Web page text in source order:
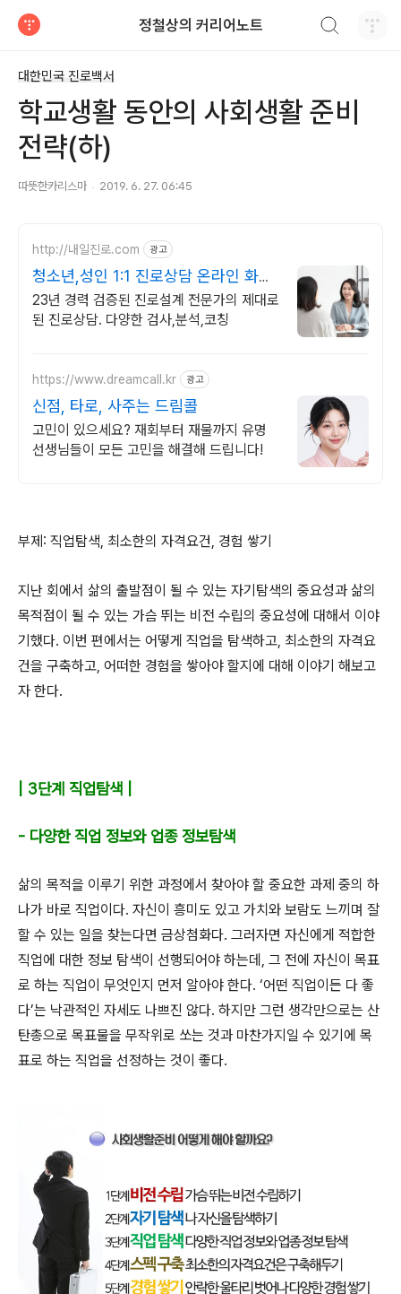
정철상의 커리어노트
대한민국 진로백서
학교생활 동안의 사회생활 준비
전략(하)
따뜻한카리스마 2019. 6. 27. 06:45
http://내일진로.com 광고
청소년,성인 1:1 진로상담 온라인 화상
진로/고민상담
23년 경력 검증된 진로설계 전문가의 제대로
된 진로상담. 다양한 검사,분석,코칭
https://www.dreamcall.kr 광고
신점, 타로, 사주는 드림콜
고민이 있으세요? 재회부터 재물까지 유명
선생님들이 모든 고민을 해결해 드립니다!
부제 : 직업탐색, 최소한의 자격요건, 경험 쌓기
지난 회에서 삶의 출발점이 될 수 있는 자기탐색의 중요성과 삶의
목적점이 될 수 있는 가슴 뛰는 비전 수립의 중요성에 대해서 이야
기했다. 이번 편에서는 어떻게 직업을 탐색하고, 최소한의 자격요
건을 구축하고, 어떠한 경험을 쌓아야 할지에 대해 이야기 해보고
자 한다.
| 3단계 직업탐색 |
- 다양한 직업 정보와 업종 정보탐색
삶의 목적을 이루기 위한 과정에서 찾아야 할 중요한 과제 중의 하
나가 바로 직업이다. 자신이 흥미도 있고 가치와 보람도 느끼며 잘
할 수 있는 일을 찾는다면 금상첨화다. 그러자면 자신에게 적합한
직업에 대한 정보 탐색이 선행되어야 하는데 , 그 전에 자신이 목표
로 하는 직업이 무엇인지 먼저 알아야 한다. ‘어떤 직업이든 다 좋
다’는 낙관적인 자세도 나쁘진 않다. 하지만 그런 생각만으로는 산
탄총으로 목표물을 무작위로 쏘는 것과 마찬가지일 수 있기에 목
표로 하는 직업을 선정하는 것이 좋다.